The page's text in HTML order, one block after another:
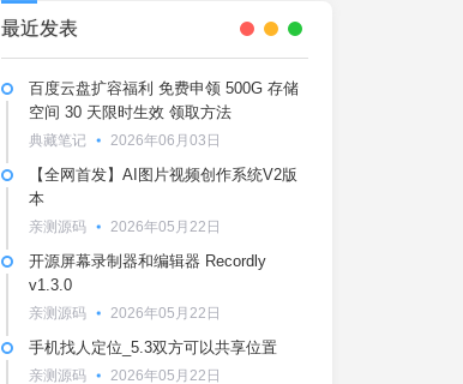
最近发表
百度云盘扩容福利 免费申领 500G 存储
空间 30 天限时生效 领取方法
典藏笔记 2026年06月03日
【全网首发】AI图片视频创作系统V2版
本
亲测源码 2026年05月22日
开源屏幕录制器和编辑器 Recordly
v1.3.0
亲测源码 2026年05月22日
手机找人定位_5.3双方可以共享位置
亲测源码 2026年05月22日